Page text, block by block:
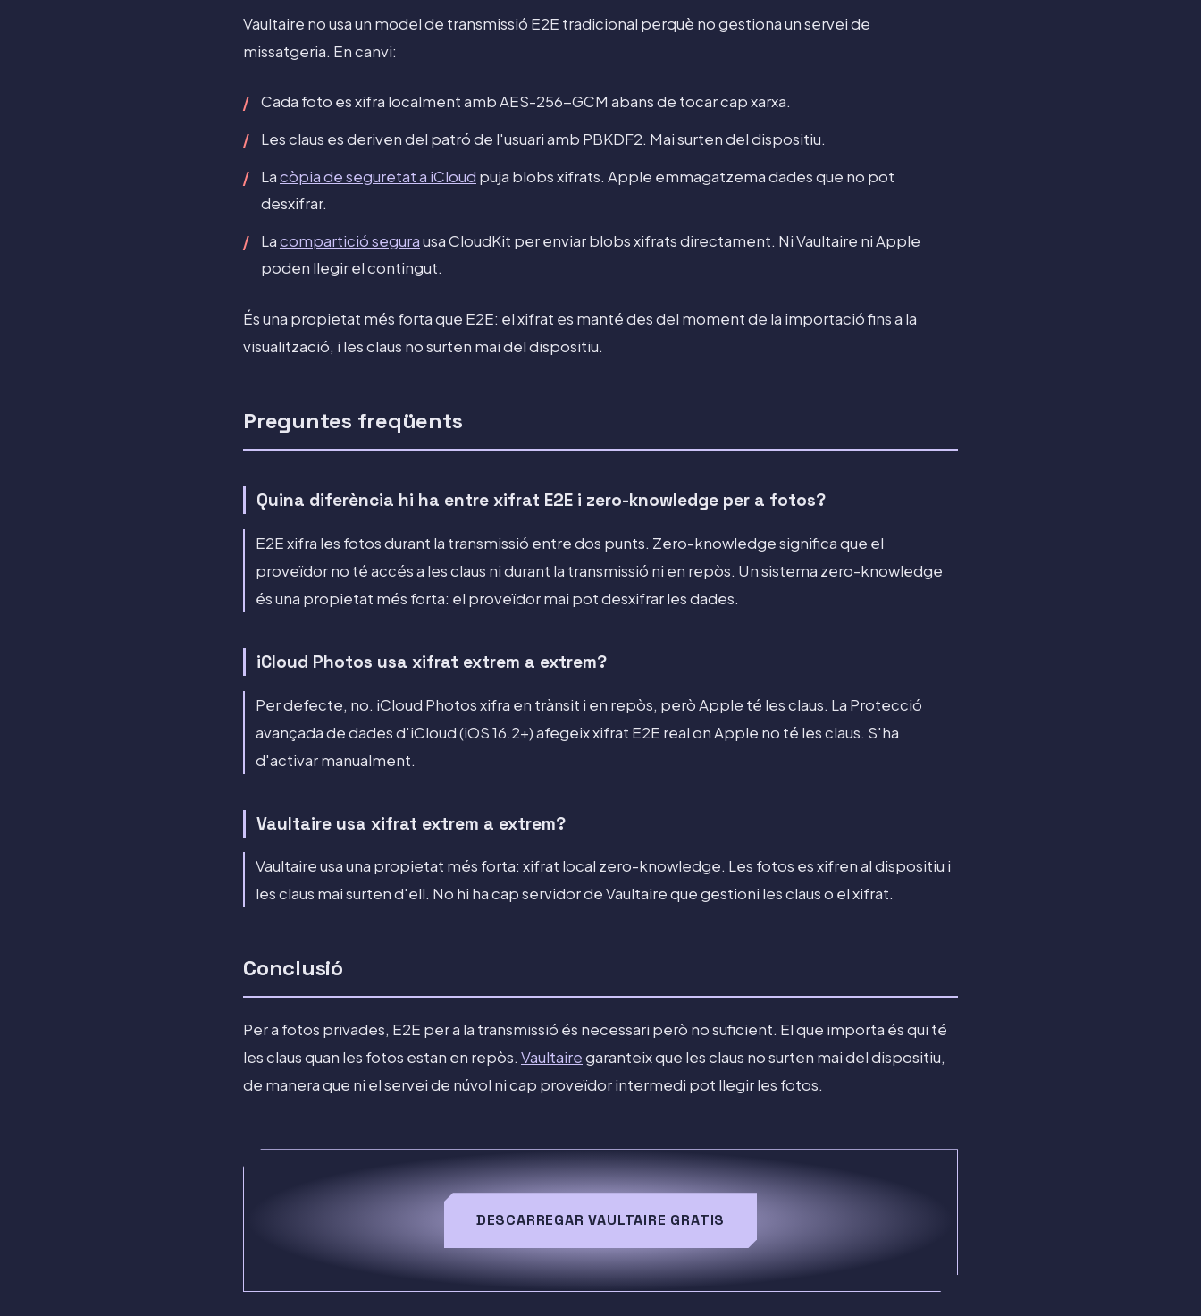
Vaultaire no usa un model de transmissió E2E tradicional perquè no gestiona un servei de
missatgeria. En canvi:
Cada foto es xifra localment amb AES-256-GCM abans de tocar cap xarxa.
Les claus es deriven del patró de l'usuari amb PBKDF2. Mai surten del dispositiu.
Lacòpia de seguretat a iCloud puja blobs xifrats. Apple emmagatzema dades que no pot
desxifrar.
Lacompartició segurausa CloudKit per enviar blobs xifrats directament. Ni Vaultaire ni Apple
poden llegir el contingut.
És una propietat més forta que E2E: el xifrat es manté des del moment de la importació fins a la
visualització, i les claus no surten mai del dispositiu.
Preguntes freqüents
Quina diferència hi ha entre xifrat E2E i zero-knowledge per a fotos?
E2E xifra les fotos durant la transmissió entre dos punts. Zero-knowledge significa que el
proveïdor no té accés a les claus ni durant la transmissió ni en repòs. Un sistema zero-knowledge
és una propietat més forta: el proveïdor mai pot desxifrar les dades.
iCloud Photos usa xifrat extrem a extrem?
Per defecte, no. iCloud Photos xifra en trànsit i en repòs, però Apple té les claus. La Protecció
avançada de dades d'iCloud (iOS 16.2+) afegeix xifrat E2E real on Apple no té les claus. S'ha
d'activar manualment.
Vaultaire usa xifrat extrem a extrem?
Vaultaire usa una propietat més forta: xifrat local zero-knowledge. Les fotos es xifren al dispositiu i
les claus mai surten d'ell. No hi ha cap servidor de Vaultaire que gestioni les claus o el xifrat.
Conclusió
Per a fotos privades, E2E per a la transmissió és necessari però no suficient. El que importa és qui té
les claus quan les fotos estan en repòs. Vaultairegaranteix que les claus no surten mai del dispositiu,
de manera que ni el servei de núvol ni cap proveïdor intermedi pot llegir les fotos.
DESCARREGAR VAULTAIRE GRATIS